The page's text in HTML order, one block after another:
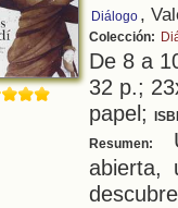
Diálogo ,
Colección:
De 8 a
32 p.;
papel;
Resumen:
abierta,